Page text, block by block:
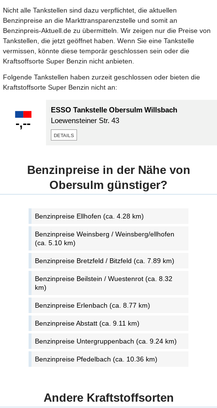
Nicht alle Tankstellen sind dazu verpflichtet, die aktuellen
Benzinpreise an die Markttransparenzstelle und somit an
Benzinpreis-Aktuell.de zu übermitteln. Wir zeigen nur die Preise von
Tankstellen, die jetzt geöffnet haben. Wenn Sie eine Tankstelle
vermissen, könnte diese temporär geschlossen sein oder die
Kraftsoffsorte Super Benzin nicht anbieten.
Folgende Tankstellen haben zurzeit geschlossen oder bieten die
Kraftstoffsorte Super Benzin nicht an:
-,--
ESSO Tankstelle Obersulm Willsbach
Loewensteiner Str. 43
details
Benzinpreise in der Nähe von
Obersulm günstiger?
Benzinpreise Ellhofen (ca. 4.28 km)
Benzinpreise Weinsberg / Weinsberg/ellhofen
(ca. 5.10 km)
Benzinpreise Bretzfeld / Bitzfeld (ca. 7.89 km)
Benzinpreise Beilstein / Wuestenrot (ca. 8.32
km)
Benzinpreise Erlenbach (ca. 8.77 km)
Benzinpreise Abstatt (ca. 9.11 km)
Benzinpreise Untergruppenbach (ca. 9.24 km)
Benzinpreise Pfedelbach (ca. 10.36 km)
Andere Kraftstoffsorten